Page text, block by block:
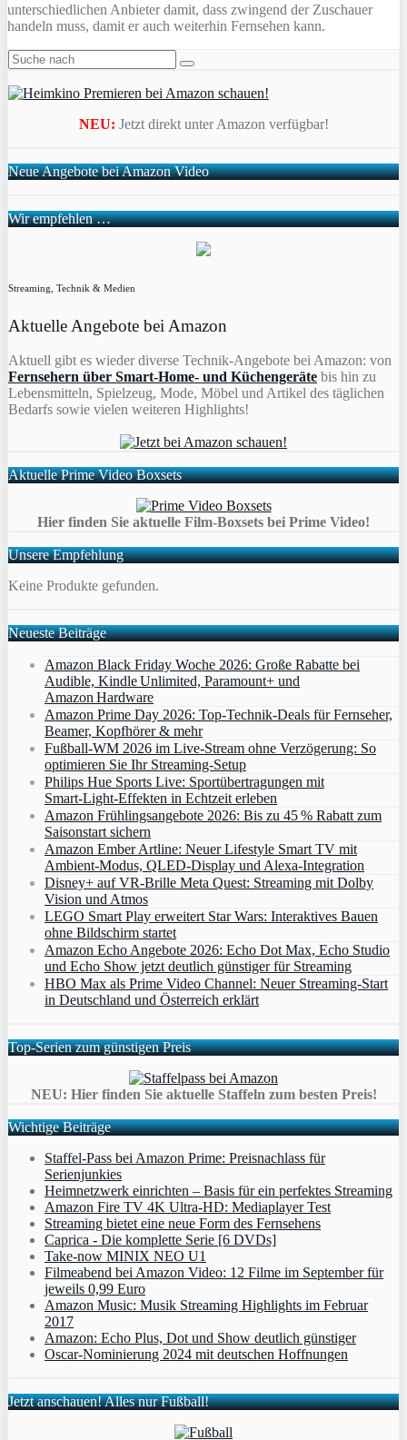
unterschiedlichen Anbieter damit, dass zwingend der Zuschauer
handeln muss, damit er auch weiterhin Fernsehen kann.
NEU: Jetzt direkt unter Amazon verfügbar!
Neue Angebote bei Amazon Video
Wir empfehlen …
Streaming, Technik & Medien
Aktuelle Angebote bei Amazon
Aktuell gibt es wieder diverse Technik-Angebote bei Amazon: von
Fernsehern über Smart-Home- und Küchengeräte bis hin zu
Lebensmitteln, Spielzeug, Mode, Möbel und Artikel des täglichen
Bedarfs sowie vielen weiteren Highlights!
Aktuelle Prime Video Boxsets
Hier finden Sie aktuelle Film-Boxsets bei Prime Video!
Unsere Empfehlung
Keine Produkte gefunden.
Neueste Beiträge
Amazon Black Friday Woche 2026: Große Rabatte bei
Audible, Kindle Unlimited, Paramount+ und
Amazon Hardware
Amazon Prime Day 2026: Top-Technik-Deals für Fernseher,
Beamer, Kopfhörer & mehr
Fußball-WM 2026 im Live-Stream ohne Verzögerung: So
optimieren Sie Ihr Streaming-Setup
Philips Hue Sports Live: Sportübertragungen mit
Smart‑Light‑Effekten in Echtzeit erleben
Amazon Frühlingsangebote 2026: Bis zu 45 % Rabatt zum
Saisonstart sichern
Amazon Ember Artline: Neuer Lifestyle Smart TV mit
Ambient‑Modus, QLED‑Display und Alexa‑Integration
Disney+ auf VR-Brille Meta Quest: Streaming mit Dolby
Vision und Atmos
LEGO Smart Play erweitert Star Wars: Interaktives Bauen
ohne Bildschirm startet
Amazon Echo Angebote 2026: Echo Dot Max, Echo Studio
und Echo Show jetzt deutlich günstiger für Streaming
HBO Max als Prime Video Channel: Neuer Streaming‑Start
in Deutschland und Österreich erklärt
Top-Serien zum günstigen Preis
NEU: Hier finden Sie aktuelle Staffeln zum besten Preis!
Wichtige Beiträge
Staffel-Pass bei Amazon Prime: Preisnachlass für
Serienjunkies
Heimnetzwerk einrichten – Basis für ein perfektes Streaming
Amazon Fire TV 4K Ultra-HD: Mediaplayer Test
Streaming bietet eine neue Form des Fernsehens
Caprica - Die komplette Serie [6 DVDs]
Take-now MINIX NEO U1
Filmeabend bei Amazon Video: 12 Filme im September für
jeweils 0,99 Euro
Amazon Music: Musik Streaming Highlights im Februar
2017
Amazon: Echo Plus, Dot und Show deutlich günstiger
Oscar-Nominierung 2024 mit deutschen Hoffnungen
Jetzt anschauen! Alles nur Fußball!